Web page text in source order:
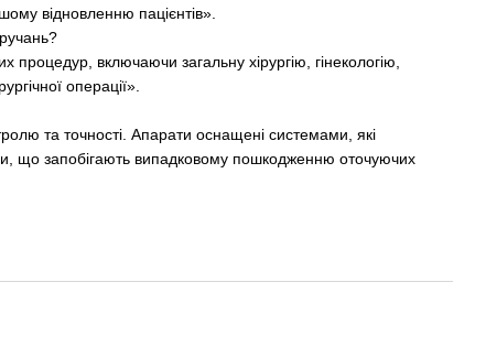
відновленню пацієнтів».
процедур, включаючи загальну хірургію, гінекологію,
операції».
та точності. Апарати оснащені системами, які
що запобігають випадковому пошкодженню оточуючих